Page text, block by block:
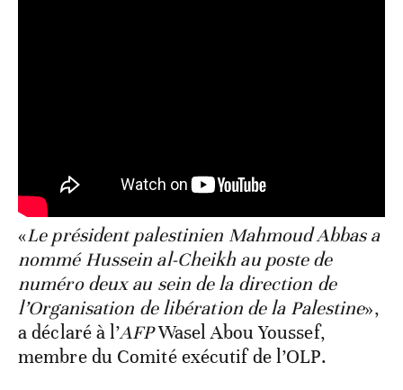
«Le président palestinien Mahmoud Abbas a
nommé Hussein al-Cheikh au poste de
numéro deux au sein de la direction de
l’Organisation de libération de la Palestine»,
a déclaré à l’AFPWasel Abou Youssef,
membre du Comité exécutif de l’OLP.